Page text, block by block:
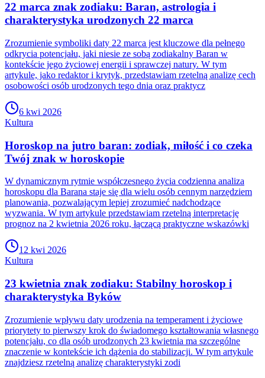
22 marca znak zodiaku: Baran, astrologia i
charakterystyka urodzonych 22 marca
Zrozumienie symboliki daty 22 marca jest kluczowe dla pełnego
odkrycia potencjału, jaki niesie ze sobą zodiakalny Baran w
kontekście jego życiowej energii i sprawczej natury. W tym
artykule, jako redaktor i krytyk, przedstawiam rzetelną analizę cech
osobowości osób urodzonych tego dnia oraz praktycz
6 kwi 2026
Kultura
Horoskop na jutro baran: zodiak, miłość i co czeka
Twój znak w horoskopie
W dynamicznym rytmie współczesnego życia codzienna analiza
horoskopu dla Barana staje się dla wielu osób cennym narzędziem
planowania, pozwalającym lepiej zrozumieć nadchodzące
wyzwania. W tym artykule przedstawiam rzetelną interpretację
prognoz na 2 kwietnia 2026 roku, łączącą praktyczne wskazówki
12 kwi 2026
Kultura
23 kwietnia znak zodiaku: Stabilny horoskop i
charakterystyka Byków
Zrozumienie wpływu daty urodzenia na temperament i życiowe
priorytety to pierwszy krok do świadomego kształtowania własnego
potencjału, co dla osób urodzonych 23 kwietnia ma szczególne
znaczenie w kontekście ich dążenia do stabilizacji. W tym artykule
znajdziesz rzetelną analizę charakterystyki zodi